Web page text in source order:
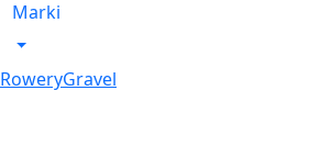
Marki
RoweryGravel